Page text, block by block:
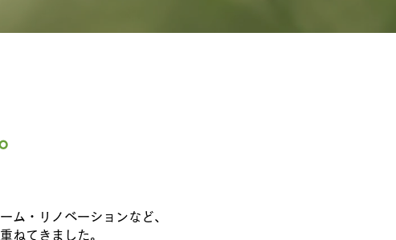
ム・リノベーションなど、
ねてきました。